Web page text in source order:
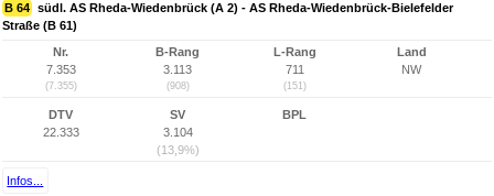
B 64 südl. AS Rheda-Wiedenbrück (A 2) - AS Rheda-Wiedenbrück-Bielefelder
Straße (B 61)
Nr.
7.353
(7.355)
B-Rang
3.113
(908)
L-Rang
711
(151)
Land
NW
DTV
22.333
SV
3.104
(13,9%)
BPL
Infos...